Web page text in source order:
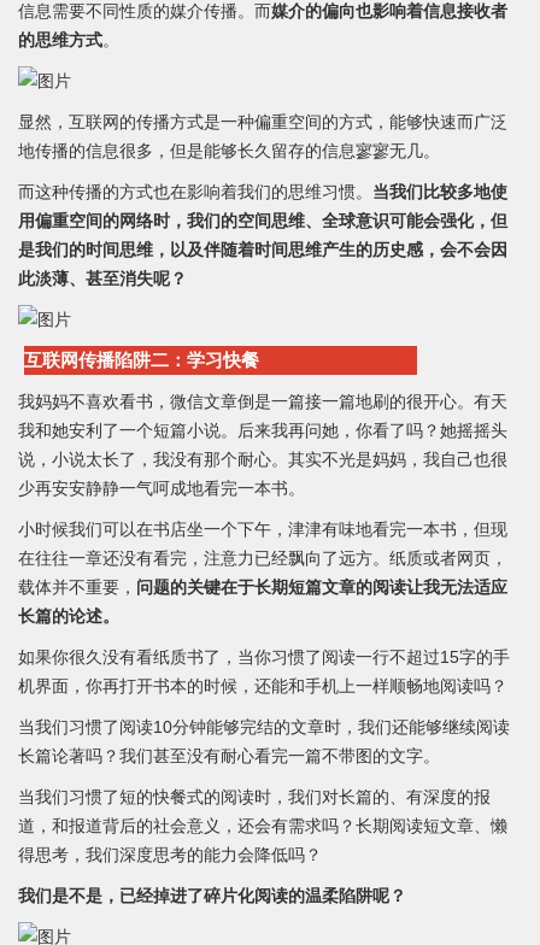
信息需要不同性质的媒介传播。而媒介的偏向也影响着信息接收者
的思维方式。
显然，互联网的传播方式是一种偏重空间的方式，能够快速而广泛
地传播的信息很多，但是能够长久留存的信息寥寥无几。
而这种传播的方式也在影响着我们的思维习惯。 当我们比较多地使
用偏重空间的网络时，我们的空间思维、全球意识可能会强化，但
是我们的时间思维，以及伴随着时间思维产生的历史感，会不会因
此淡薄、甚至消失呢？
互联网传播陷阱二：学习快餐
我妈妈不喜欢看书，微信文章倒是一篇接一篇地刷的很开心。有天
我和她安利了一个短篇小说。后来我再问她，你看了吗？她摇摇头
说，小说太长了，我没有那个耐心。其实不光是妈妈，我自己也很
少再安安静静一气呵成地看完一本书。
小时候我们可以在书店坐一个下午，津津有味地看完一本书，但现
在往往一章还没有看完，注意力已经飘向了远方。纸质或者网页，
载体并不重要， 问题的关键在于长期短篇文章的阅读让我无法适应
长篇的论述。
如果你很久没有看纸质书了，当你习惯了阅读一行不超过15字的手
机界面，你再打开书本的时候，还能和手机上一样顺畅地阅读吗？
当我们习惯了阅读10分钟能够完结的文章时，我们还能够继续阅读
长篇论著吗？我们甚至没有耐心看完一篇不带图的文字。
当我们习惯了短的快餐式的阅读时，我们对长篇的、有深度的报
道，和报道背后的社会意义，还会有需求吗？长期阅读短文章、懒
得思考，我们深度思考的能力会降低吗？
我们是不是，已经掉进了碎片化阅读的温柔陷阱呢？